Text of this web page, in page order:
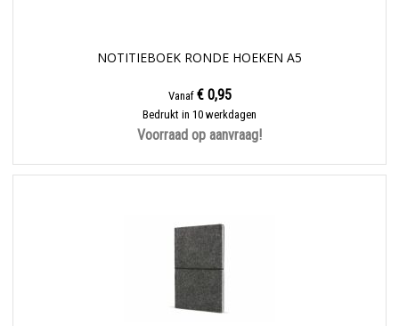
NOTITIEBOEK RONDE HOEKEN A5
Vanaf € 0,95
Bedrukt in 10 werkdagen
Voorraad op aanvraag!